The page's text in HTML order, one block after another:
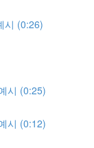
시 (0:26)
시 (0:25)
시 (0:12)